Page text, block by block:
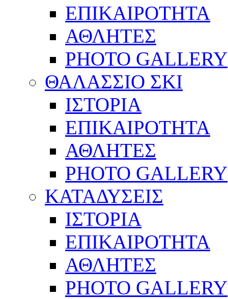
ΕΠΙΚΑΙΡΟΤΗΤΑ
ΑΘΛΗΤΕΣ
PHOTO GALLERY
ΘΑΛΑΣΣΙΟ ΣΚΙ
ΙΣΤΟΡΙΑ
ΕΠΙΚΑΙΡΟΤΗΤΑ
ΑΘΛΗΤΕΣ
PHOTO GALLERY
ΚΑΤΑΔΥΣΕΙΣ
ΙΣΤΟΡΙΑ
ΕΠΙΚΑΙΡΟΤΗΤΑ
ΑΘΛΗΤΕΣ
PHOTO GALLERY